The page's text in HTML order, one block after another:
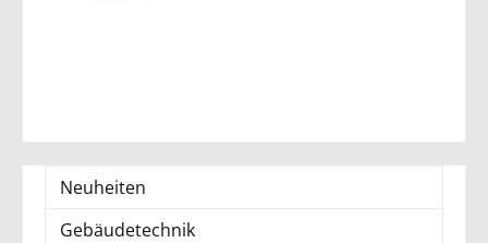
Neuheiten
Gebäudetechnik